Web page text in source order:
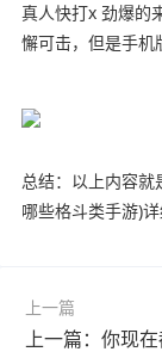
真人快打x 劲爆的
懈可击，但是手机
总结：以上内容就
哪些格斗类手游)
上一篇